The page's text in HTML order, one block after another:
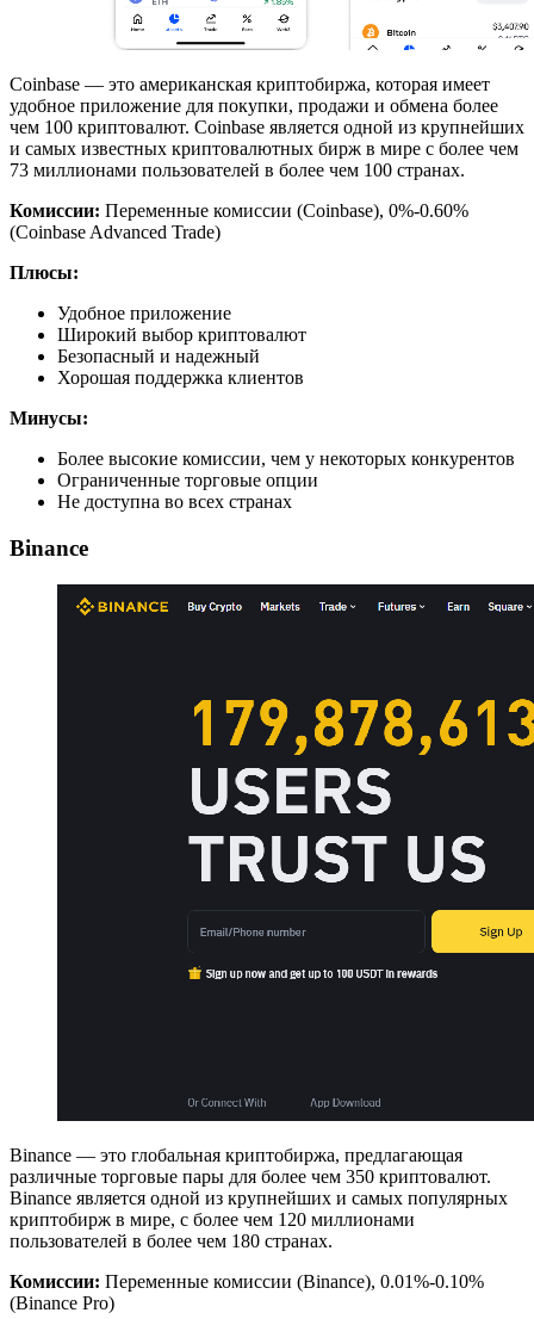
Coinbase — это американская криптобиржа, которая имеет
удобное приложение для покупки, продажи и обмена более
чем 100 криптовалют. Coinbase является одной из крупнейших
и самых известных криптовалютных бирж в мире с более чем
73 миллионами пользователей в более чем 100 странах.
Комиссии: Переменные комиссии (Coinbase), 0%-0.60%
(Coinbase Advanced Trade)
Плюсы:
Удобное приложение
Широкий выбор криптовалют
Безопасный и надежный
Хорошая поддержка клиентов
Минусы:
Более высокие комиссии, чем у некоторых конкурентов
Ограниченные торговые опции
Не доступна во всех странах
Binance
Binance — это глобальная криптобиржа, предлагающая
различные торговые пары для более чем 350 криптовалют.
Binance является одной из крупнейших и самых популярных
криптобирж в мире, с более чем 120 миллионами
пользователей в более чем 180 странах.
Комиссии: Переменные комиссии (Binance), 0.01%-0.10%
(Binance Pro)